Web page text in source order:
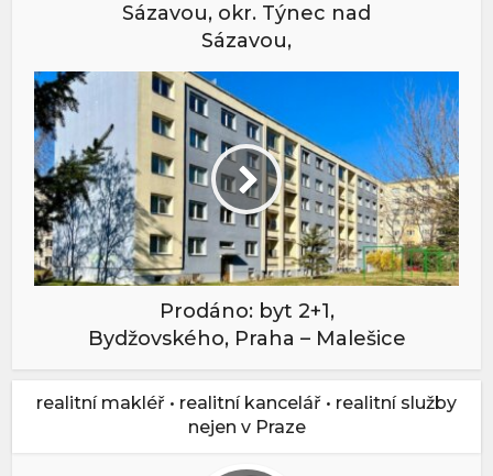
Sázavou, okr. Týnec nad
Sázavou,
Prodáno: byt 2+1,
Bydžovského, Praha – Malešice
realitní makléř • realitní kancelář • realitní služby
nejen v Praze